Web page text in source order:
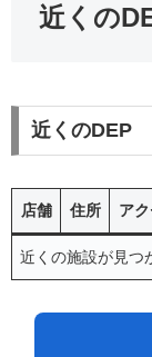
近くの
近くのDEP
店舗 住所 ア
近くの施設が見つ